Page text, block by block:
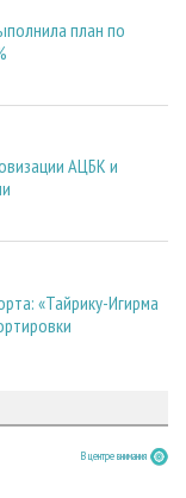
план по
АЦБК и
«Тайрику-Игирма
В центре внимания